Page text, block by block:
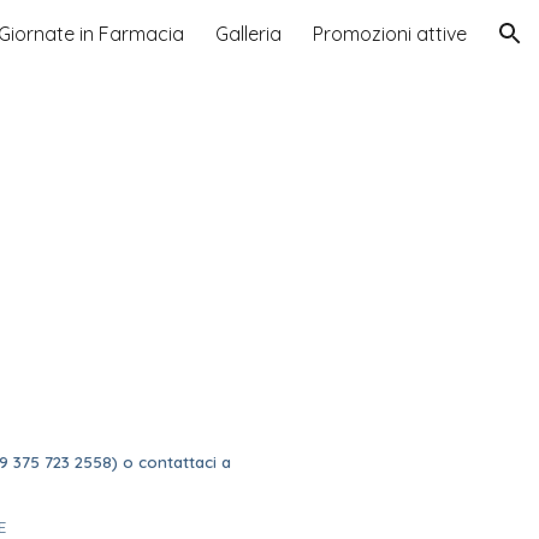
Giornate in Farmacia Galleria Promozioni attive
375 723 2558) o contattaci a